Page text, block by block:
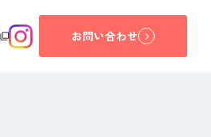
お問い合わせ